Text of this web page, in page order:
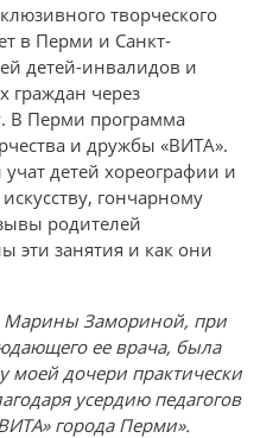
творческого
в Перми и Санкт-
детей-инвалидов и
граждан через
В Перми программа
и дружбы «ВИТА».
детей хореографии и
гончарному
родителей
эти занятия и как они
Марины Замориной, при
ее врача, была
моей дочери практически
усердию педагогов
города Перми».